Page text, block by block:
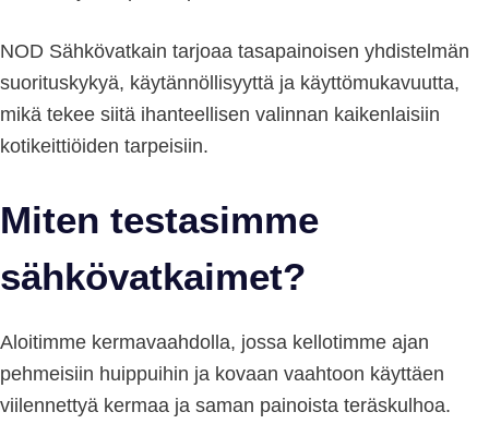
NOD Sähkövatkain tarjoaa tasapainoisen yhdistelmän
suorituskykyä, käytännöllisyyttä ja käyttömukavuutta,
mikä tekee siitä ihanteellisen valinnan kaikenlaisiin
kotikeittiöiden tarpeisiin.
Miten testasimme
sähkövatkaimet?
Aloitimme kermavaahdolla, jossa kellotimme ajan
pehmeisiin huippuihin ja kovaan vaahtoon käyttäen
viilennettyä kermaa ja saman painoista teräskulhoa.